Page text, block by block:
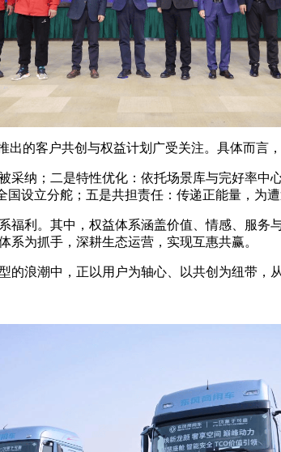
客户共创与权益计划广受关注。具体而言，
纳；二是特性优化：依托场景库与完好率中
设立分舵；五是共担责任：传递正能量，为
。其中，权益体系涵盖价值、情感、服务
系为抓手，深耕生态运营，实现互惠共赢。
潮中，正以用户为轴心、以共创为纽带，